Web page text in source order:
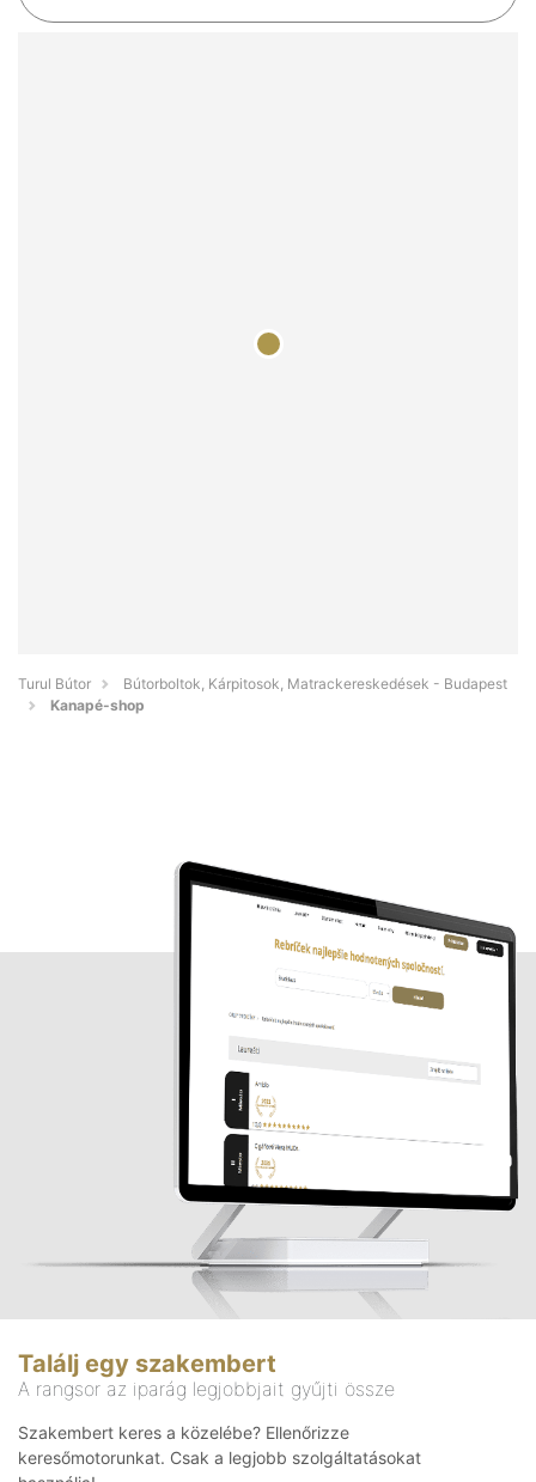
Turul Bútor
Bútorboltok, Kárpitosok, Matrackereskedések - Budapest
Kanapé-shop
Találj egy szakembert
A rangsor az iparág legjobbjait gyűjti össze
Szakembert keres a közelébe? Ellenőrizze
keresőmotorunkat. Csak a legjobb szolgáltatásokat